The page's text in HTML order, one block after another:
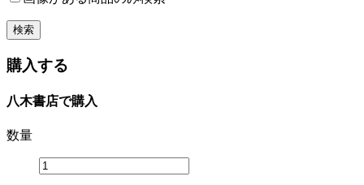
購入する
八木書店で購入
数量